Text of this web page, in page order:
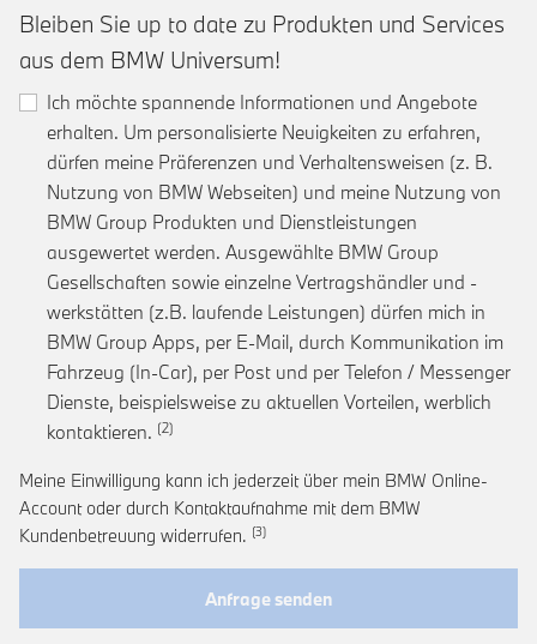
Bleiben Sie up to date zu Produkten und Services
aus dem BMW Universum!
Ich möchte spannende Informationen und Angebote
erhalten. Um personalisierte Neuigkeiten zu erfahren,
dürfen meine Präferenzen und Verhaltensweisen (z. B.
Nutzung von BMW Webseiten) und meine Nutzung von
BMW Group Produkten und Dienstleistungen
ausgewertet werden. Ausgewählte BMW Group
Gesellschaften sowie einzelne Vertragshändler und -
werkstätten (z.B. laufende Leistungen) dürfen mich in
BMW Group Apps, per E-Mail, durch Kommunikation im
Fahrzeug (In-Car), per Post und per Telefon / Messenger
Dienste, beispielsweise zu aktuellen Vorteilen, werblich
kontaktieren. Link zur Fußnote: Einwilligung zur
Meine Einwilligung kann ich jederzeit über mein BMW Online-
Account oder durch Kontaktaufnahme mit dem BMW
Kundenbetreuung widerrufen. Link zur Fußnote: Widerruf der
Anfrage senden